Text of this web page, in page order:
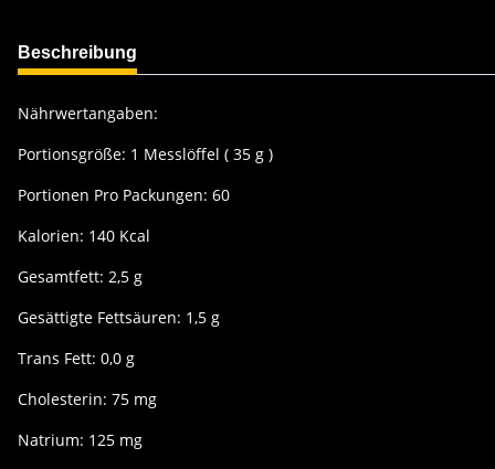
weitere Registerkarten anzeigen
Beschreibung
Nährwertangaben:
Portionsgröße: 1 Messlöffel ( 35 g )
Portionen Pro Packungen: 60
Kalorien: 140 Kcal
Gesamtfett: 2,5 g
Gesättigte Fettsäuren: 1,5 g
Trans Fett: 0,0 g
Cholesterin: 75 mg
Natrium: 125 mg